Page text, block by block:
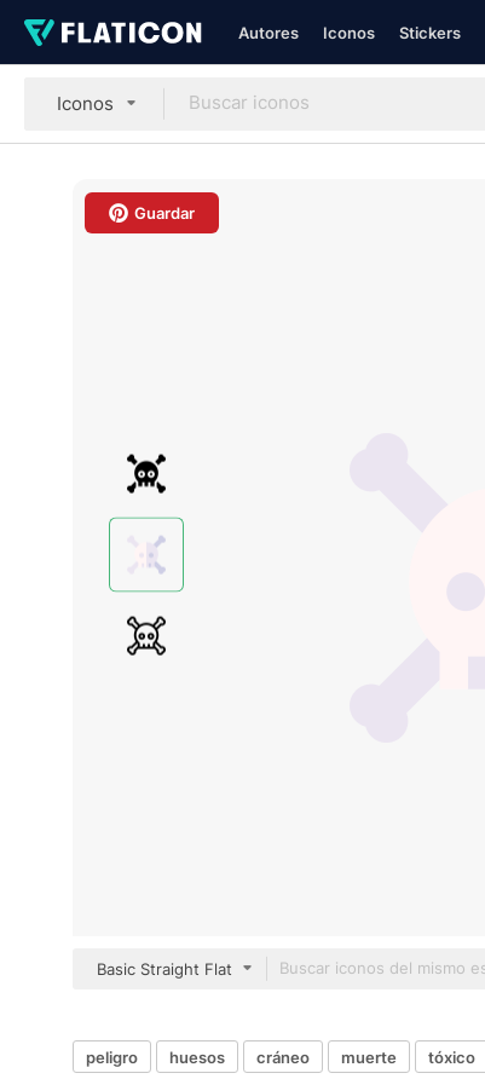
Autores Iconos Stickers
Iconos
Guardar
Basic Straight Flat
peligro huesos cráneo muerte tóxico